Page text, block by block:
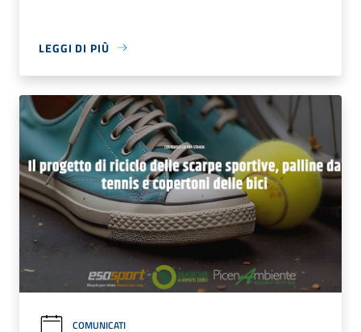
LEGGI DI PIÙ
COMUNICATI